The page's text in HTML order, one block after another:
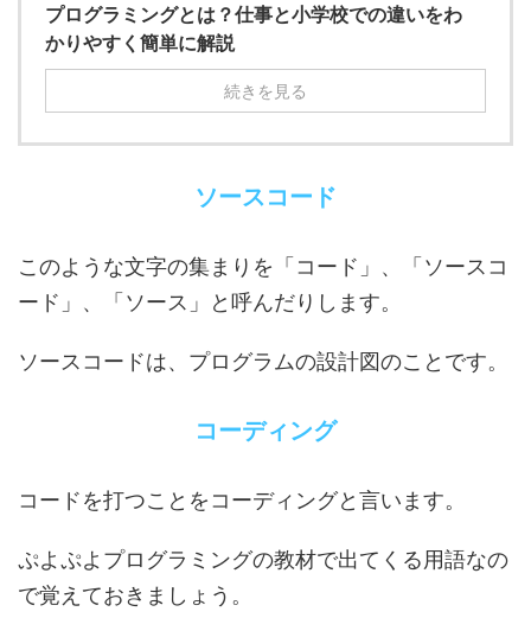
プログラミングとは？仕事と小学校での違いをわ
かりやすく簡単に解説
続きを見る
ソースコード
このような文字の集まりを「コード」、「ソースコ
ード」、「ソース」と呼んだりします。
ソースコードは、プログラムの設計図のことです。
コーディング
コードを打つことをコーディングと言います。
ぷよぷよプログラミングの教材で出てくる用語なの
で覚えておきましょう。